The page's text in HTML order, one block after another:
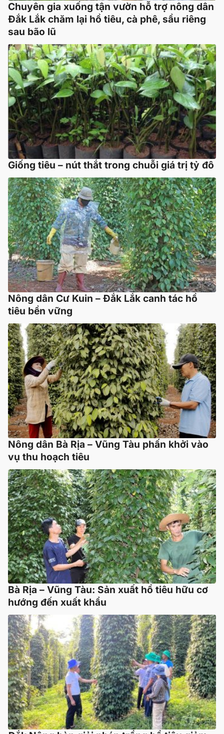
Chuyên gia xuống tận vườn hỗ trợ nông dân
Đắk Lắk chăm lại hồ tiêu, cà phê, sầu riêng
sau bão lũ
Giống tiêu – nút thắt trong chuỗi giá trị tỷ đô
Nông dân Cư Kuin – Đắk Lắk canh tác hồ
tiêu bền vững
Nông dân Bà Rịa – Vũng Tàu phấn khởi vào
vụ thu hoạch tiêu
Bà Rịa – Vũng Tàu: Sản xuất hồ tiêu hữu cơ
hướng đến xuất khẩu